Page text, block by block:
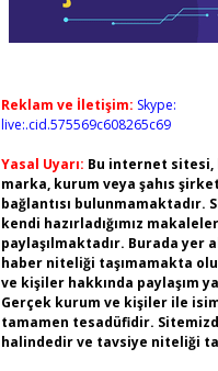
Reklam ve İletişim: Skype:
live:.cid.575569c608265c69
Yasal Uyarı: Bu internet sitesi,
marka, kurum veya şahıs
bağlantısı bulunmamaktadır.
kendi hazırladığımız makaleler
paylaşılmaktadır. Burada yer
haber niteliği taşımamakta
ve kişiler hakkında paylaşım
Gerçek kurum ve kişiler ile
tamamen tesadüfidir.
halindedir ve tavsiye niteliği